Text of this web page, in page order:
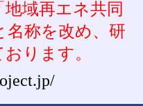
地域再エネ共同
名称を改め、研
ります。